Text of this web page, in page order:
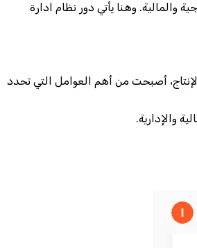
والمالية. وهنا يأتي دور نظام ادارة
أصبحت من أهم العوامل التي تحدد